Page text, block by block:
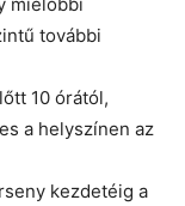
további
10 órától,
a helyszínen az
kezdetéig a